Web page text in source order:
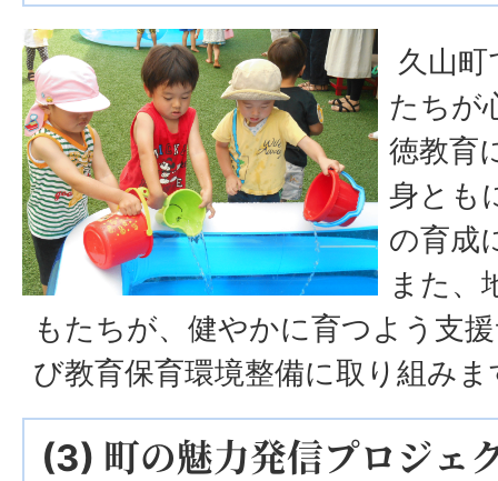
久山
たちが
徳教育
身とも
の育成
また、
もたちが、健やかに育つよう支
び教育保育環境整備に取り組みま
(3) 町の魅力発信プロジェ